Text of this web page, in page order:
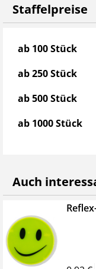
Staffelpreise
Staffelpreise
ab 100 Stück
ab 250 Stück
ab 500 Stück
ab 1000 Stück
Auch